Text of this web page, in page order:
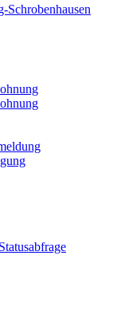
Schrobenhausen